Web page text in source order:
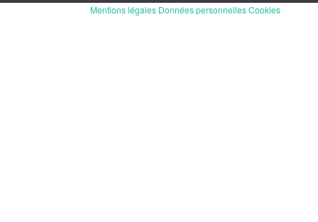
Mentions légales Données personnellesCookies